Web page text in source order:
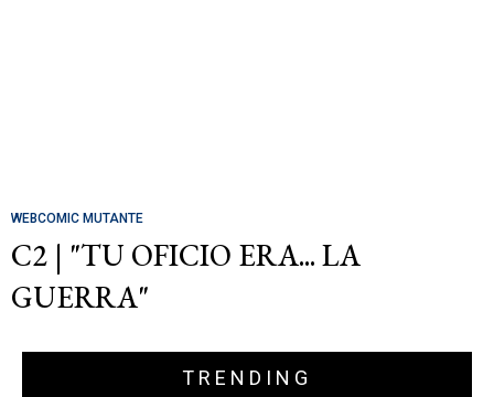
WEBCOMIC MUTANTE
C2 | "TU OFICIO ERA... LA
GUERRA"
TRENDING